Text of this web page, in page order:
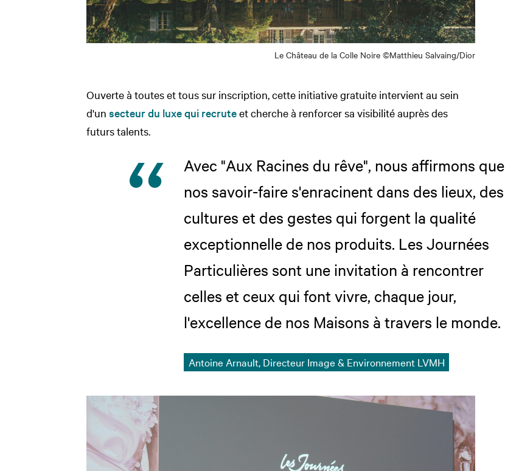
Le Château de la Colle Noire ©Matthieu Salvaing/Dior
Ouverte à toutes et tous sur inscription, cette initiative gratuite intervient au sein
d'un secteur du luxe qui recruteet cherche à renforcer sa visibilité auprès des
futurs talents.
Avec "Aux Racines du rêve", nous affirmons que
nos savoir-faire s'enracinent dans des lieux, des
cultures et des gestes qui forgent la qualité
exceptionnelle de nos produits. Les Journées
Particulières sont une invitation à rencontrer
celles et ceux qui font vivre, chaque jour,
l'excellence de nos Maisons à travers le monde.
Antoine Arnault, Directeur Image & Environnement LVMH